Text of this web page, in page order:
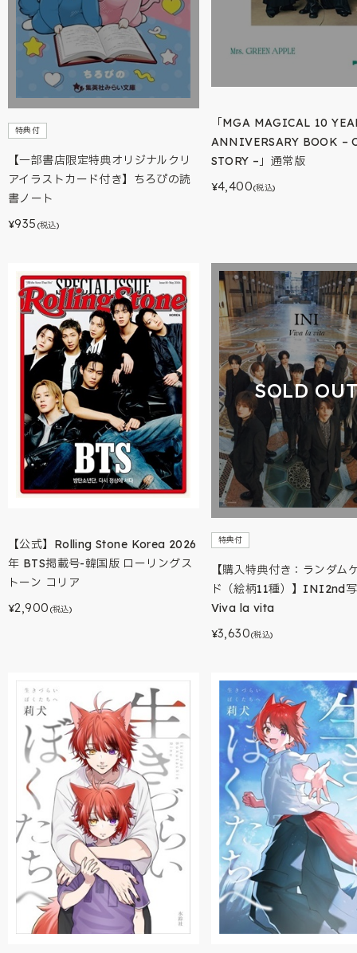
特典付
【一部書店限定特典オリジナルクリ
アイラストカード付き】ちろぴの読
書ノート
¥935 (税込)
「MGA MAGICAL 10
ANNIVERSARY BOOK –
STORY –」通常版
¥4,400(税込)
【公式】Rolling Stone Korea 2026
年 BTS掲載号-韓国版 ローリングス
トーン コリア
¥2,900 (税込)
SOLD
特典付
【購入特典付き：ランダム
ド（絵柄11種）】INI2nd
Viva la vita
¥3,630(税込)